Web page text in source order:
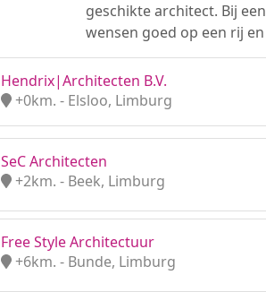
geschikte architect. Bij
wensen goed op een rij
Hendrix|Architecten B.V.
+0km. - Elsloo, Limburg
SeC Architecten
+2km. - Beek, Limburg
Free Style Architectuur
+6km. - Bunde, Limburg